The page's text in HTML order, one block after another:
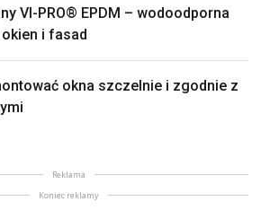
VI-PRO® EPDM – wodoodporna
i fasad
okna szczelnie i zgodnie z
Reklama
Koniec reklamy